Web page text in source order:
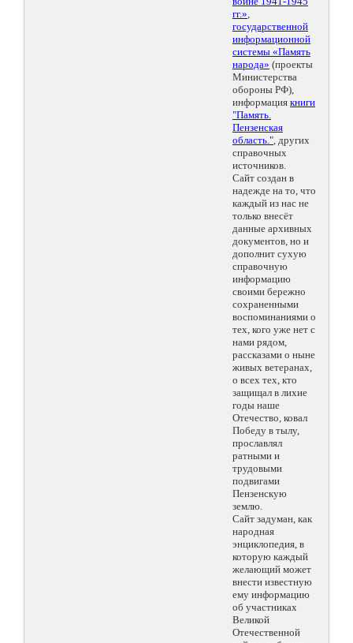
гг.»,
государственной
информационной
системы «Память
народа» (проекты
Министерства
обороны РФ),
информация книги
"Память.
Пензенская
область.", других
справочных
источников.
Сайт создан в
надежде на то, что
каждый из нас не
только внесёт
данные архивных
документов, но и
дополнит сухую
справочную
информацию
своими бережно
сохраненными
воспоминаниями о
тех, кого уже нет с
нами рядом,
рассказами о ныне
живых ветеранах,
о всех тех, кто
защищал в лихие
годы наше
Отечество, ковал
Победу в тылу,
прославлял
ратными и
трудовыми
подвигами
Пензенскую
землю.
Сайт задуман, как
народная
энциклопедия, в
которую каждый
желающий может
внести известную
ему информацию
об участниках
Великой
Отечественной